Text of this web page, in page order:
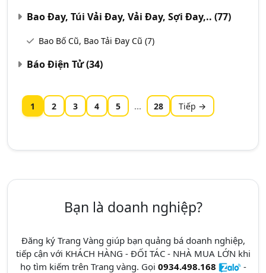
Bao Đay, Túi Vải Đay, Vải Đay, Sợi Đay,.. (77)
Bao Bố Cũ, Bao Tải Đay Cũ (7)
Báo Điện Tử(34)
1 2 3 4 5 ... 28 Tiếp →
Bạn là doanh nghiệp?
Đăng ký Trang Vàng giúp bạn quảng bá doanh nghiệp,
tiếp cận với KHÁCH HÀNG - ĐỐI TÁC - NHÀ MUA LỚN khi
họ tìm kiếm trên Trang vàng. Gọi 0934.498.168
-